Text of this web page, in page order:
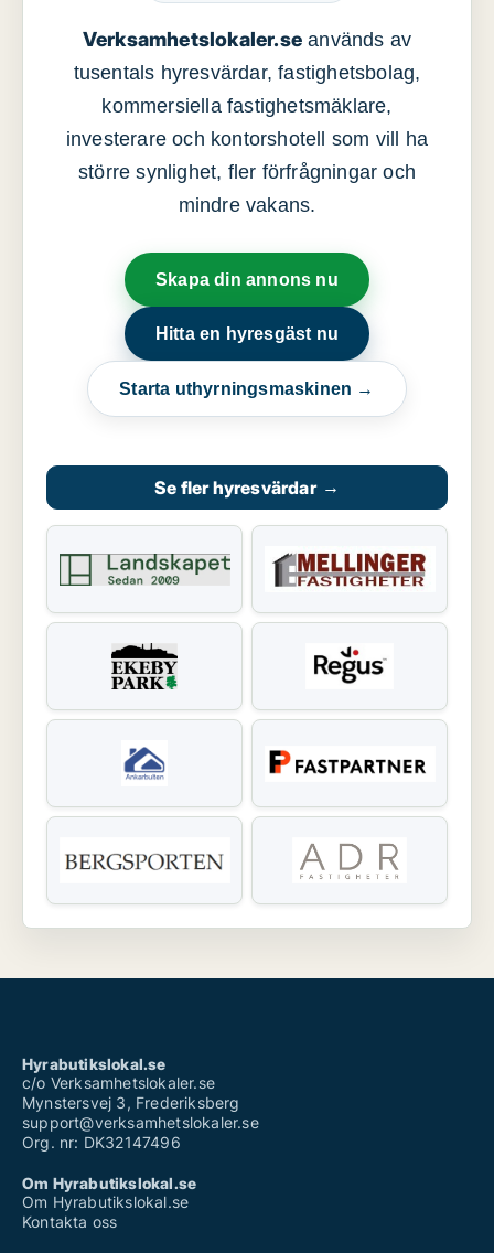
Verksamhetslokaler.se används av
tusentals hyresvärdar, fastighetsbolag,
kommersiella fastighetsmäklare,
investerare och kontorshotell som vill ha
större synlighet, fler förfrågningar och
mindre vakans.
Skapa din annons nu
Hitta en hyresgäst nu
Starta uthyrningsmaskinen →
Se fler hyresvärdar →
Hyrabutikslokal.se
c/o Verksamhetslokaler.se
Mynstersvej 3, Frederiksberg
support@verksamhetslokaler.se
Org. nr: DK32147496
Om Hyrabutikslokal.se
Om Hyrabutikslokal.se
Kontakta oss